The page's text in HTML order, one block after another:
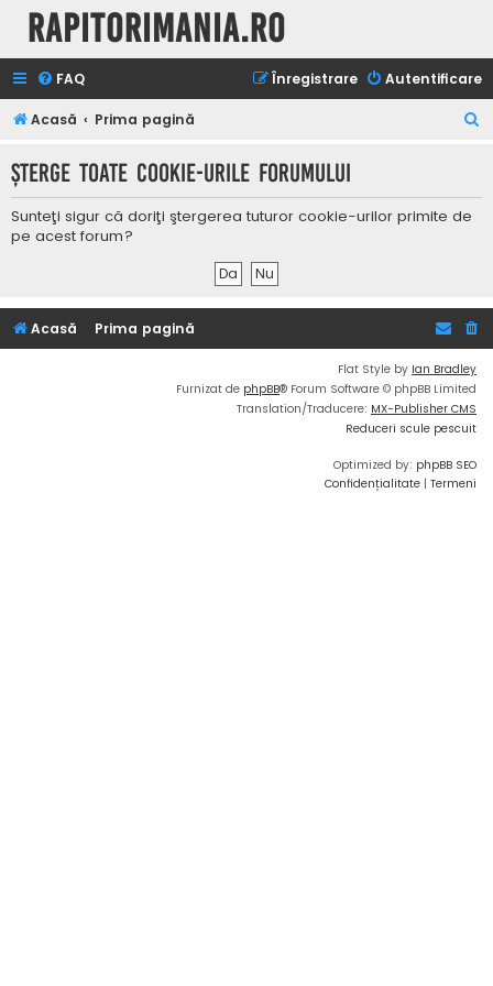
Rapitorimania.ro
FAQ Autentificare
Înregistrare
Acasă Prima pagină
t
Şterge toate cookie-urile forumului
Sunteţi sigur că doriţi ştergerea tuturor cookie-urilor primite de
pe acest forum?
Acasă Prima pagină
Flat Style by Ian Bradley
Furnizat de phpBB® Forum Software © phpBB Limited
Translation/Traducere: MX-Publisher CMS
Reduceri scule pescuit
Optimized by: phpBB SEO
Confidențialitate | Termeni